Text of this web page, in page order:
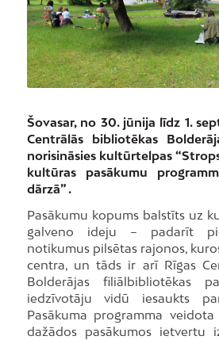
Šovasar, no 30. jūnija līdz 1.
Centrālās bibliotēkas
norisināsies kultūrtelpas
kultūras pasākumu
dārzā” .
Pasākumu kopums balstīts uz
galveno ideju – padarīt
notikumus pilsētas rajonos,
centra, un tāds ir arī Rīgas
Bolderājas filiālbibliotēkas
iedzīvotāju vidū iesaukts
Pasākuma programma
dažādos pasākumos ietvertu